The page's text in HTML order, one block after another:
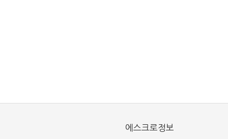
에스크로정보